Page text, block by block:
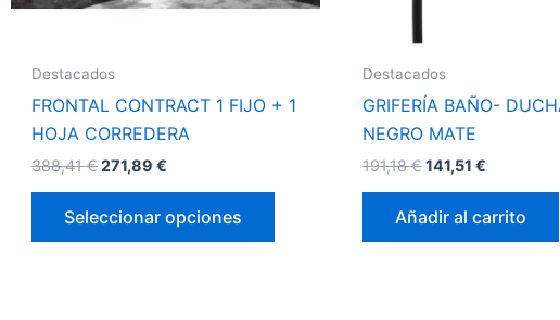
Destacados
FRONTAL CONTRACT 1 FIJO + 1
HOJA CORREDERA
388,41€271,89€
Seleccionar opciones
elegir
página
Destacados
GRIFERÍA BAÑO-
NEGRO MATE
191,18€141,51€
Añadir al carrito